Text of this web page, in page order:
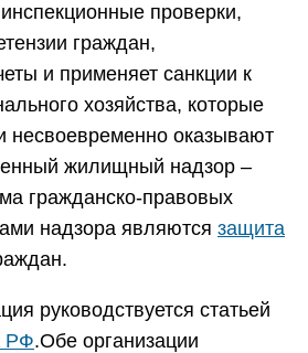
проверки,
граждан,
и применяет санкции к
хозяйства, которые
несвоевременно оказывают
жилищный надзор –
гражданско-правовых
надзора являются защита
руководствуется статьей
РФ.Обе организации